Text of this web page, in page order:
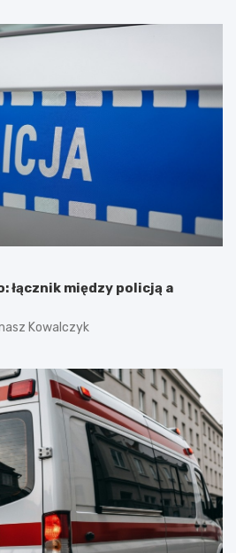
łącznik między policją a
Kowalczyk